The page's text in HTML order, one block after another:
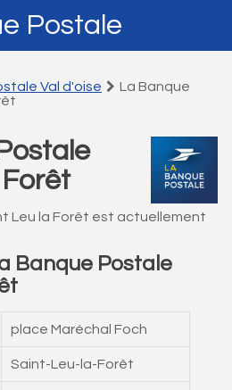
Postale
Val d'oise
La Banque
Leu la Forêt est actuellement
Banque Postale
place Maréchal Foch
Saint-Leu-la-Forêt